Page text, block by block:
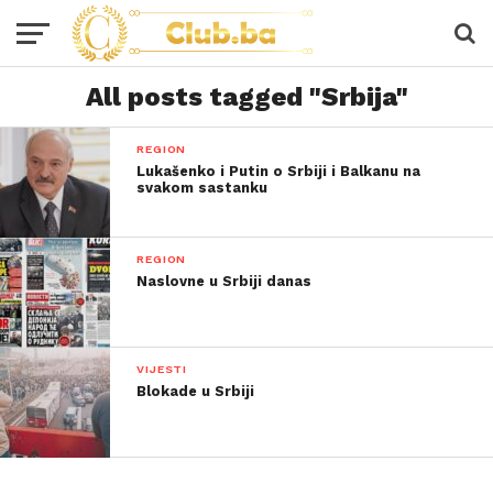
All posts tagged "Srbija"
REGION
Lukašenko i Putin o Srbiji i Balkanu na
svakom sastanku
REGION
Naslovne u Srbiji danas
VIJESTI
Blokade u Srbiji